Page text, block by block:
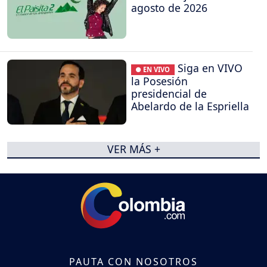
agosto de 2026
● EN VIVO
Siga en VIVO
la Posesión
presidencial de
Abelardo de la Espriella
VER MÁS +
PAUTA CON NOSOTROS